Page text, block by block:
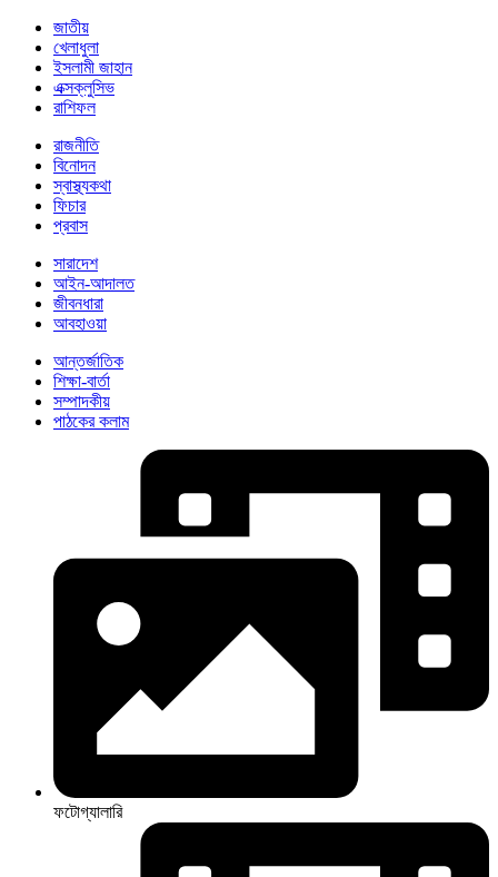
জাতীয়
খেলাধুলা
ইসলামী জাহান
এক্সক্লুসিভ
রাশিফল
রাজনীতি
বিনোদন
স্বাস্থ্যকথা
ফিচার
প্রবাস
সারাদেশ
আইন-আদালত
জীবনধারা
আবহাওয়া
আন্তর্জাতিক
শিক্ষা-বার্তা
সম্পাদকীয়
পাঠকের কলাম
ফটোগ্যালারি